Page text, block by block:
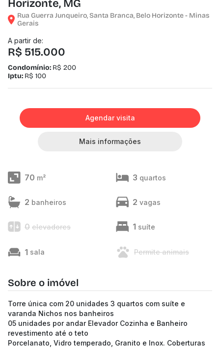
Horizonte, MG
Rua Guerra Junqueiro, Santa Branca, Belo Horizonte - Minas
Gerais
A partir de:
R$ 515.000
Condomínio: R$ 200
Iptu: R$ 100
Agendar visita
Mais informações
70 m² 3 quartos
2 banheiros 2 vagas
0 elevadores 1 suíte
1 sala Permite animais
Sobre o imóvel
Torre única com 20 unidades 3 quartos com suíte e
varanda Nichos nos banheiros
05 unidades por andar Elevador Cozinha e Banheiro
revestimento até o teto
Porcelanato, Vidro temperado, Granito e Inox. Coberturas